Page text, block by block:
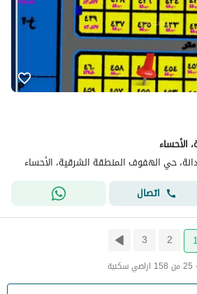
الأحساء
حي الهفوف المنطقة الشرقية، الأحساء
اتصال
1
2
3